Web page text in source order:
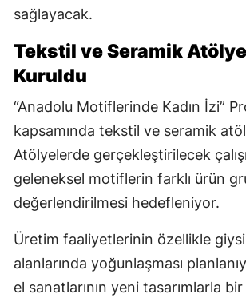
sağlayacak.
Tekstil ve Seramik
Kuruldu
“Anadolu Motiflerinde Kadın İzi”
kapsamında tekstil ve seramik
Atölyelerde gerçekleştirilecek
geleneksel motiflerin farklı ürün
değerlendirilmesi hedefleniyor.
Üretim faaliyetlerinin özellikle
alanlarında yoğunlaşması
el sanatlarının yeni tasarımlarla